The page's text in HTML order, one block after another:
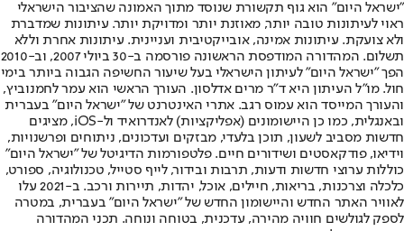
"ישראל היום" הוא גוף תקשורת שנוסד מתוך האמונה שהציבור הישראלי
ראוי לעיתונות טובה יותר, מאוזנת יותר ומדויקת יותר. עיתונות שמדברת
ולא צועקת. עיתונות אמינה, אובייקטיבית ועניינית. עיתונות אחרת וללא
תשלום. המהדורה המודפסת הראשונה פורסמה ב-30 ביולי 2007, וב-2010
הפך "ישראל היום" לעיתון הישראלי בעל שיעור החשיפה הגבוה ביותר בימי
חול. מו"ל העיתון היא ד"ר מרים אדלסון. העורך הראשי הוא עמר לחמנוביץ,
והעורך המייסד הוא עמוס רגב. אתרי האינטרנט של "ישראל היום" בעברית
ובאנגלית, כמו כן היישומונים (אפליקציות) לאנדרואיד ול-iOS, מציגים
חדשות מסביב לשעון, תוכן בלעדי, מבזקים ועדכונים, ניתוחים ופרשנויות,
וידיאו, פודקאסטים ושידורים חיים. פלטפורמות הדיגיטל של "ישראל היום"
כוללות ערוצי חדשות ודעות, תרבות ובידור, לייף סטייל, טכנולוגיה, ספורט,
כלכלה וצרכנות, בריאות, חיילים, אוכל, יהדות, תיירות ורכב. ב-2021 עלו
לאוויר האתר החדש והיישומון החדש של "ישראל היום" בעברית, במטרה
לספק לגולשים חוויה מהירה, עדכנית, בטוחה ונוחה. תכני המהדורה